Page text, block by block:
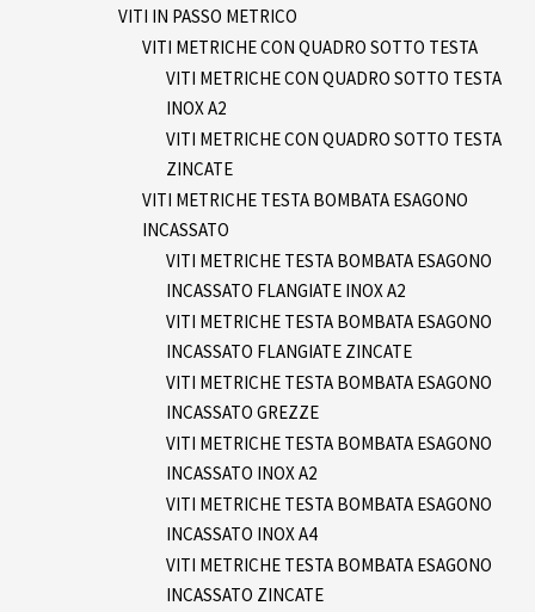
VITI IN PASSO METRICO
VITI METRICHE CON QUADRO SOTTO TESTA
VITI METRICHE CON QUADRO SOTTO TESTA
INOX A2
VITI METRICHE CON QUADRO SOTTO TESTA
ZINCATE
VITI METRICHE TESTA BOMBATA ESAGONO
INCASSATO
VITI METRICHE TESTA BOMBATA ESAGONO
INCASSATO FLANGIATE INOX A2
VITI METRICHE TESTA BOMBATA ESAGONO
INCASSATO FLANGIATE ZINCATE
VITI METRICHE TESTA BOMBATA ESAGONO
INCASSATO GREZZE
VITI METRICHE TESTA BOMBATA ESAGONO
INCASSATO INOX A2
VITI METRICHE TESTA BOMBATA ESAGONO
INCASSATO INOX A4
VITI METRICHE TESTA BOMBATA ESAGONO
INCASSATO ZINCATE